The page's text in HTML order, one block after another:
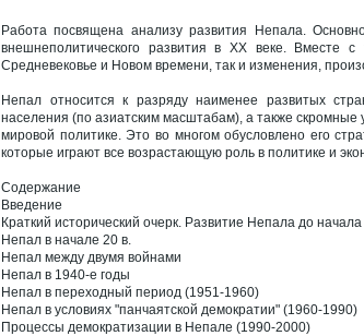
Работа посвящена анализу развития Непала.
внешнеполитического развития в XX веке. Вместе с
Средневековье и Новом времени, так и изменения,
Непал относится к разряду наименее развитых
населения (по азиатским масштабам), а также
мировой политике. Это во многом обусловлено его
которые играют все возрастающую роль в политике и
Содержание
Введение
Краткий исторический очерк. Развитие Непала до начала
Непал в начале 20 в.
Непал между двумя войнами
Непал в 1940-е годы
Непал в переходный период (1951-1960)
Непал в условиях "панчаятской демократии" (1960-1990)
Процессы демократизации в Непале (1990-2000)